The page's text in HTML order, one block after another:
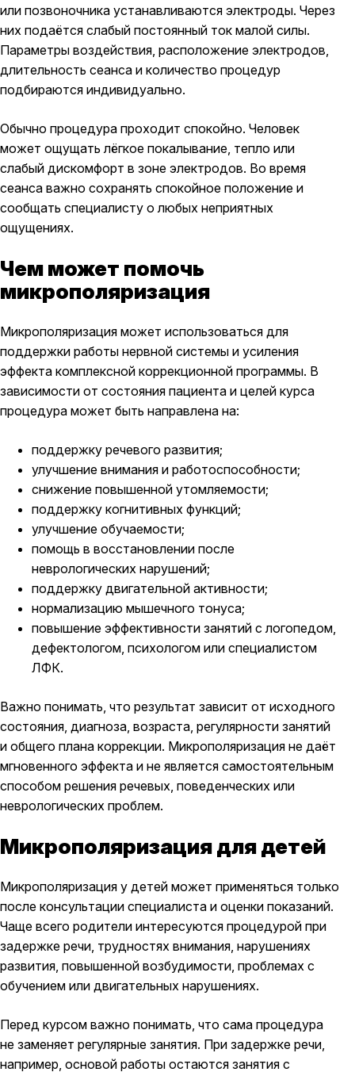
или позвоночника устанавливаются электроды. Через
них подаётся слабый постоянный ток малой силы.
Параметры воздействия, расположение электродов,
длительность сеанса и количество процедур
подбираются индивидуально.
Обычно процедура проходит спокойно. Человек
может ощущать лёгкое покалывание, тепло или
слабый дискомфорт в зоне электродов. Во время
сеанса важно сохранять спокойное положение и
сообщать специалисту о любых неприятных
ощущениях.
Чем может помочь
микрополяризация
Микрополяризация может использоваться для
поддержки работы нервной системы и усиления
эффекта комплексной коррекционной программы. В
зависимости от состояния пациента и целей курса
процедура может быть направлена на:
поддержку речевого развития;
улучшение внимания и работоспособности;
снижение повышенной утомляемости;
поддержку когнитивных функций;
улучшение обучаемости;
помощь в восстановлении после
неврологических нарушений;
поддержку двигательной активности;
нормализацию мышечного тонуса;
повышение эффективности занятий с логопедом,
дефектологом, психологом или специалистом
ЛФК.
Важно понимать, что результат зависит от исходного
состояния, диагноза, возраста, регулярности занятий
и общего плана коррекции. Микрополяризация не даёт
мгновенного эффекта и не является самостоятельным
способом решения речевых, поведенческих или
неврологических проблем.
Микрополяризация для детей
Микрополяризация у детей может применяться только
после консультации специалиста и оценки показаний.
Чаще всего родители интересуются процедурой при
задержке речи, трудностях внимания, нарушениях
развития, повышенной возбудимости, проблемах с
обучением или двигательных нарушениях.
Перед курсом важно понимать, что сама процедура
не заменяет регулярные занятия. При задержке речи,
например, основой работы остаются занятия с